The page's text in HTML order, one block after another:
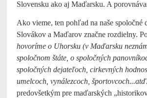
Slovensku ako aj Maďarsku. A
Ako vieme, ten pohľad na naše spoločné
Slovákov a Maďarov značne rozdielny.
hovoríme o Uhorsku (v Maďarsku
spoločnom štáte, o spoločných
spoločných dejateľoch, cirkevných
umelcoch, vynálezcoch,
predovšetkým pre maďarských